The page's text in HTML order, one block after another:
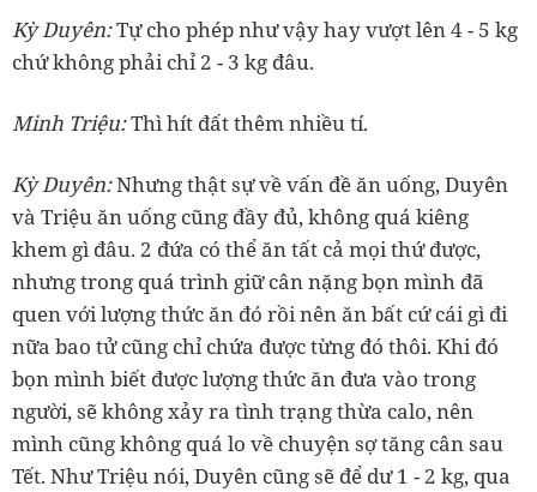
‏Kỳ Duyên:Tự cho phép như vậy hay vượt lên 4 - 5 kg
‏Minh Triệu:
‏Kỳ Duyên:Nhưng thật sự về vấn đề ăn uống, Duyên
và Triệu ăn uống cũng đầy đủ, không quá kiêng
khem gì đâu. 2 đứa có thể ăn tất cả mọi thứ được,
nhưng trong quá trình giữ cân nặng bọn mình đã
quen với lượng thức ăn đó rồi nên ăn bất cứ cái gì đi
nữa bao tử cũng chỉ chứa được từng đó thôi. Khi đó
bọn mình biết được lượng thức ăn đưa vào trong
người, sẽ không xảy ra tình trạng thừa calo, nên
mình cũng không quá lo về chuyện sợ tăng cân sau
Tết. Như Triệu nói, Duyên cũng sẽ để dư 1 - 2 kg, qua